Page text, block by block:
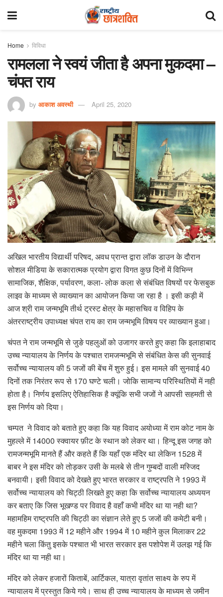
Home विविधा
रामलला ने स्वयं जीता है अपना मुकदमा –
चंपत राय
by आकाश अवस्थी April 25, 2020
अखिल भारतीय विद्यार्थी परिषद, अवध प्रान्त द्वारा लॉक डाउन के दौरान
सोशल मीडिया के सकारात्मक प्रयोग द्वारा विगत कुछ दिनों में विभिन्न
सामाजिक, शैक्षिक, पर्यावरण, कला- लोक कला से संबंधित विषयों पर फेसबुक
लाइव के माध्यम से व्याख्यान का आयोजन किया जा रहा है । इसी कड़ी में
आज श्री राम जन्मभूमि तीर्थ ट्रस्ट क्षेत्र के महासचिव व विहिप के
अंतरराष्ट्रीय उपाध्यक्ष चंपत राय का राम जन्मभूमि विषय पर व्याख्यान हुआ।
चंपत ने राम जन्मभूमि से जुङे पहलुओं को उजागर करते हुए कहा कि इलाहाबाद
उच्च न्यायालय के निर्णय के पश्चात रामजन्मभूमि से संबंधित केस की सुनवाई
सर्वोच्च न्यायालय की 5 जजों की बेंच में शुरु हुई। इस मामले की सुनवाई 40
दिनों तक निरंतर रूप से 170 घण्टे चली। जोकि सामान्य परिस्थितियों में नही
होता है। निर्णय इसलिए ऐतिहासिक है क्यूंकि सभी जजों ने आपसी सहमती से
इस निर्णय को दिया।
चम्पत ने विवाद को बताते हुए कहा कि यह विवाद अयोध्या में राम कोट नाम के
मुहल्ले में 14000 स्क्वायर फ़ीट के स्थान को लेकर था। हिन्दू इस जगह को
रामजन्मभूमि मानते हैं और कहते हैं कि यहाँ एक मंदिर था लेकिन 1528 में
बाबर ने इस मंदिर को तोड़कर उसी के मलबे से तीन गुम्बदों वाली मस्जिद
बनवायी। इसी विवाद को देखते हुए भारत सरकार व राष्ट्रपति ने 1993 में
सर्वोच्च न्यायालय को चिट्ठी लिखते हुए कहा कि सर्वोच्च न्यायालय अध्ययन
कर बताए कि जिस भूखण्ड पर विवाद है वहाँ कभी मंदिर था या नही था?
महामहिम राष्ट्रपति की चिट्ठी का संज्ञान लेते हुए 5 जजों की कमेटी बनी।
वह मुकदमा 1993 में 12 महीने और 1994 में 10 महीने कुल मिलाकर 22
महीने चला किंतु इसके पश्चात भी भारत सरकार इस पशोपेश में उलझ गई कि
मंदिर था या नही था।
मंदिर को लेकर हजारों किताबें, आर्टिकल, यात्रा वृतांत साक्ष्य के रुप में
न्यायालय में प्रस्तुत किये गये। साथ ही उच्च न्यायालय के माध्यम से जमीन